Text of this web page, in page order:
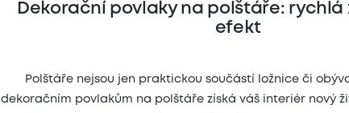
Dekorační povlaky na polštáře: rychlá
efekt
Polštáře nejsou jen praktickou součástí ložnice či
dekoračním povlakům na polštáře získá váš interiér nový